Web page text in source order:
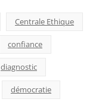
Centrale Ethique
confiance
diagnostic
démocratie